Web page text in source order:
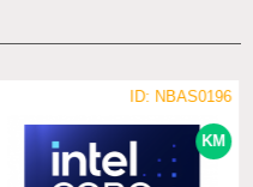
KM
ID: NBAS0196